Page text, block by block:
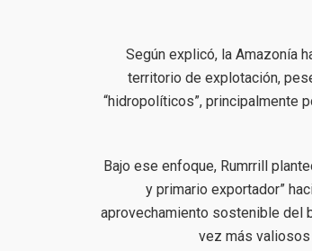
Según explicó, la Amazonía
territorio de explotación,
“hidropolíticos”, principalmente
Bajo ese enfoque, Rumrrill
y primario exportador”
aprovechamiento sostenible del
vez más